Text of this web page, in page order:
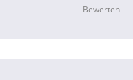
Bewerten